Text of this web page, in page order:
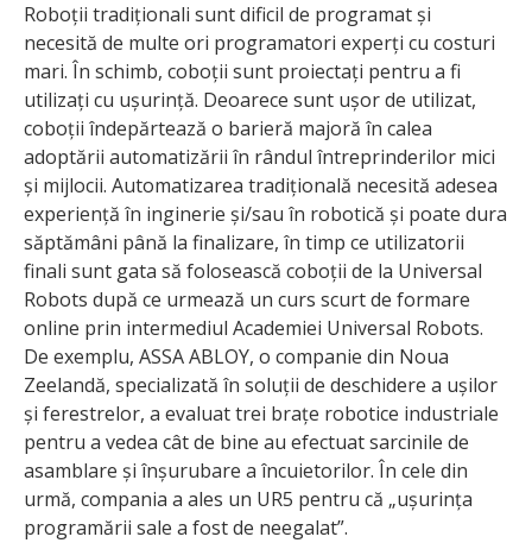
Roboții tradiționali sunt dificil de programat și
necesită de multe ori programatori experți cu costuri
mari. În schimb, coboții sunt proiectați pentru a fi
utilizați cu ușurință. Deoarece sunt ușor de utilizat,
coboții îndepărtează o barieră majoră în calea
adoptării automatizării în rândul întreprinderilor mici
și mijlocii. Automatizarea tradițională necesită adesea
experiență în inginerie și/sau în robotică și poate dura
săptămâni până la finalizare, în timp ce utilizatorii
finali sunt gata să folosească coboții de la Universal
Robots după ce urmează un curs scurt de formare
online prin intermediul Academiei Universal Robots.
De exemplu, ASSA ABLOY, o companie din Noua
Zeelandă, specializată în soluții de deschidere a ușilor
și ferestrelor, a evaluat trei brațe robotice industriale
pentru a vedea cât de bine au efectuat sarcinile de
asamblare și înșurubare a încuietorilor. În cele din
urmă, compania a ales un UR5 pentru că „ușurința
programării sale a fost de neegalat”.